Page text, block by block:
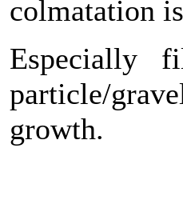
colmatation
Especially
particle/
growth.